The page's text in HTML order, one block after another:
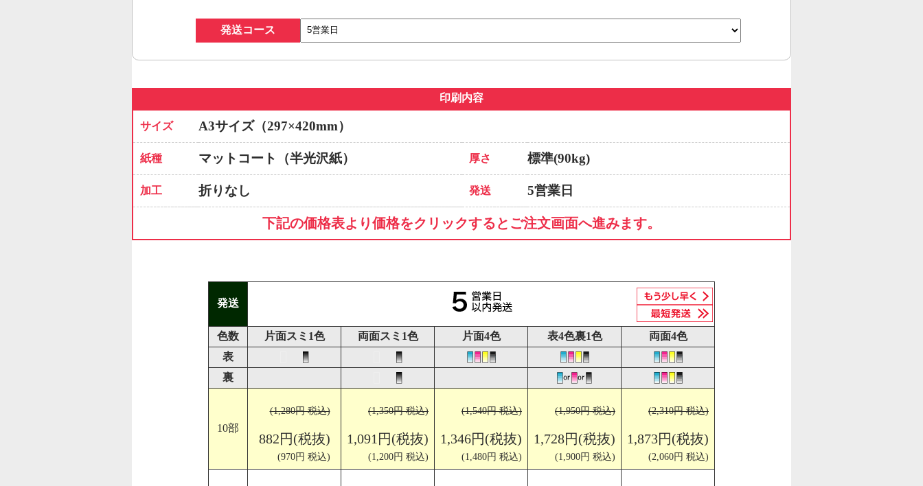
発送コース
印刷内容
サイズ A3サイズ（297×420mm）
紙種 マットコート（半光沢紙） 厚さ 標準(90kg)
加工 折りなし 発送 5営業日
下記の価格表より価格をクリックするとご注文画面へ進みます。
発送
色数 片面スミ1色 両面スミ1色 片面4色 表4色裏1色
両面4色
表
裏
10部
(1,280円 税込)
882円(税抜)
(970円 税込)
(1,350円 税込)
1,091円(税抜)
(1,200円 税込)
(1,540円 税込)
1,346円(税抜)
(1,480円 税込)
(1,950円 税込)
1,728円(税抜)
(1,900円 税込)
(2,310円 税込)
1,873円(税抜)
(2,060円 税込)